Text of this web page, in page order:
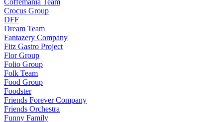
Crocus Group
DFF
Dream Team
Fantazery Company
Fitz Gastro Project
Flor Group
Folio Group
Folk Team
Food Group
Foodster
Friends Forever Company
Friends Orchestra
Funny Family